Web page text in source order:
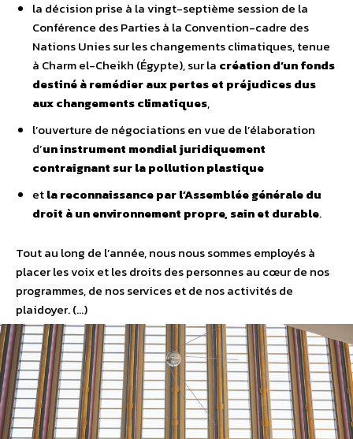
la décision prise à la vingt-septième session de la
Conférence des Parties à la Convention-cadre des
Nations Unies sur les changements climatiques, tenue
à Charm el-Cheikh (Égypte), sur la création d’un fonds
destiné à remédier aux pertes et préjudices dus
aux changements climatiques,
l’ouverture de négociations en vue de l’élaboration
d’un instrument mondial juridiquement
contraignant sur la pollution plastique
etla reconnaissance par l’Assemblée générale du
droit à un environnement propre, sain et durable.
Tout au long de l’année, nous nous sommes employés à
placer les voix et les droits des personnes au cœur de nos
programmes, de nos services et de nos activités de
plaidoyer. (…)